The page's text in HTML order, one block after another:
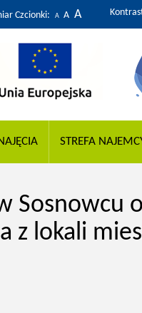
Czcionki: A A A
STREFA
Sosnowcu
z lokali